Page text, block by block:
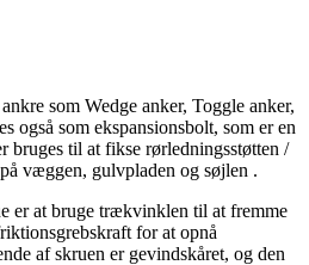
som Wedge anker, Toggle anker,
også som ekspansionsbolt, som er en
bruges til at fikse rørledningsstøtten /
væggen, gulvpladen og søjlen .
er at bruge trækvinklen til at fremme
for at opnå
af skruen er gevindskåret, og den